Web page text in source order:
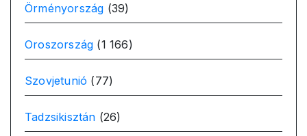
Örményország (39)
Oroszország (1 166)
Szovjetunió (77)
Tadzsikisztán (26)